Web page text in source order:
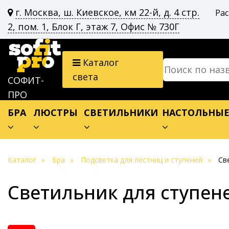
г. Москва, ш. Киевское, км 22-й, д. 4 стр.
2, пом. 1, Блок Г, этаж 7, Офис № 730Г
СОФИТ-
ПРО
Каталог
света
БРА ЛЮСТРЫ СВЕТИЛЬНИКИ НАСТОЛЬНЫЕ
Каталог Бра Подсветка для лестниц и ступеней
Светильник для